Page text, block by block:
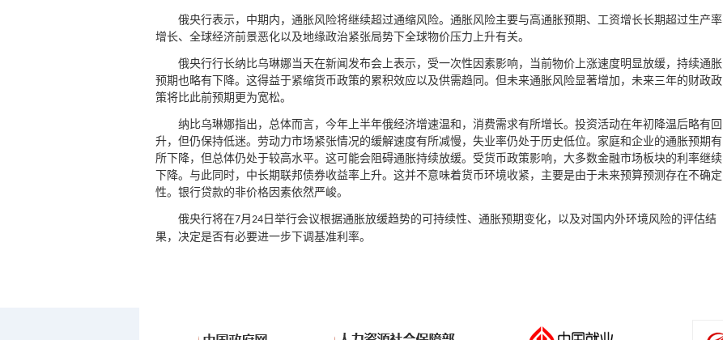
俄央行表示，中期内，通胀风险将继续超过通缩风险。通胀风险主要与高通胀预期、工资增长长期超过生产率
增长、全球经济前景恶化以及地缘政治紧张局势下全球物价压力上升有关。
俄央行行长纳比乌琳娜当天在新闻发布会上表示，受一次性因素影响，当前物价上涨速度明显放缓，持续通胀
预期也略有下降。这得益于紧缩货币政策的累积效应以及供需趋同。但未来通胀风险显著增加，未来三年的财政政
策将比此前预期更为宽松。
纳比乌琳娜指出，总体而言，今年上半年俄经济增速温和，消费需求有所增长。投资活动在年初降温后略有回
升，但仍保持低迷。劳动力市场紧张情况的缓解速度有所减慢，失业率仍处于历史低位。家庭和企业的通胀预期有
所下降，但总体仍处于较高水平。这可能会阻碍通胀持续放缓。受货币政策影响，大多数金融市场板块的利率继续
下降。与此同时，中长期联邦债券收益率上升。这并不意味着货币环境收紧，主要是由于未来预算预测存在不确定
性。银行贷款的非价格因素依然严峻。
俄央行将在7月 24 日举行会议根据通胀放缓趋势的可持续性、通胀预期变化，以及对国内外环境风险的评估结
果，决定是否有必要进一步下调基准利率。